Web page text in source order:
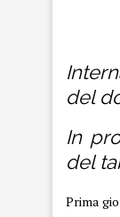
del
In
del
Prima